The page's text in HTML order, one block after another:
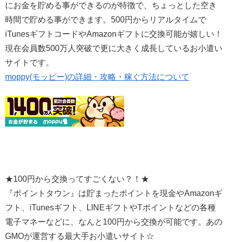
にお金を貯める事ができるのが特徴で、ちょっとした空き
時間で貯める事ができます。500円からリアルタイムで
iTunesギフトコードやAmazonギフトに交換可能が嬉しい！
現在会員数500万人突破で更に大きく成長しているお小遣い
サイトです。
moppy(モッピー)の詳細・攻略・稼ぐ方法について
★100円から交換ってすごくない？！★
『ポイントタウン』は貯まったポイントを現金やAmazonギ
フト、iTunesギフト、LINEギフトやTポイントなどの各種
電子マネーなどに、なんと100円から交換が可能です。あの
GMOが運営する最大手お小遣いサイト☆